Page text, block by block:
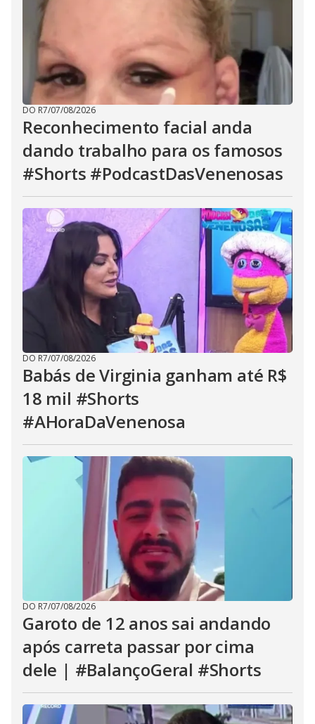
DO R7/07/08/2026
Reconhecimento facial anda
dando trabalho para os famosos
#Shorts #PodcastDasVenenosas
DO R7/07/08/2026
Babás de Virginia ganham até R$
18 mil #Shorts
#AHoraDaVenenosa
DO R7/07/08/2026
Garoto de 12 anos sai andando
após carreta passar por cima
dele | #BalançoGeral #Shorts